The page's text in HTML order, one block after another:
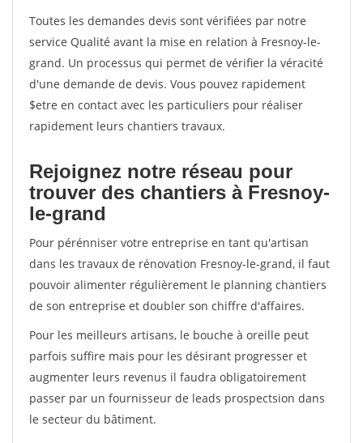
Toutes les demandes devis sont vérifiées par notre
service Qualité avant la mise en relation à Fresnoy-le-
grand. Un processus qui permet de vérifier la véracité
d'une demande de devis. Vous pouvez rapidement
$etre en contact avec les particuliers pour réaliser
rapidement leurs chantiers travaux.
Rejoignez notre réseau pour
trouver des chantiers à Fresnoy-
le-grand
Pour pérénniser votre entreprise en tant qu'artisan
dans les travaux de rénovation Fresnoy-le-grand, il faut
pouvoir alimenter régulièrement le planning chantiers
de son entreprise et doubler son chiffre d'affaires.
Pour les meilleurs artisans, le bouche à oreille peut
parfois suffire mais pour les désirant progresser et
augmenter leurs revenus il faudra obligatoirement
passer par un fournisseur de leads prospectsion dans
le secteur du bâtiment.